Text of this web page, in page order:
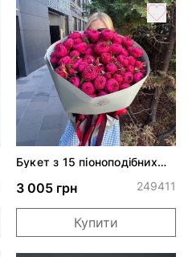
Букет з 15 піоноподібних
3 005 грн 249411
Купити